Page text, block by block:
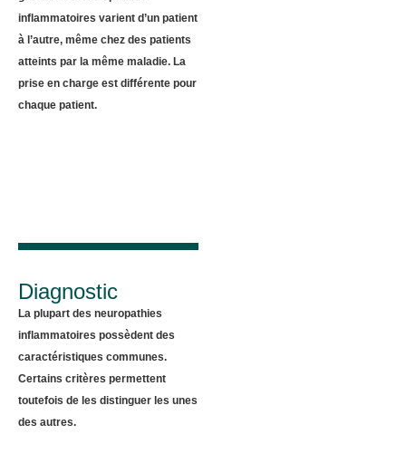
inflammatoires varient d’un patient
à l’autre, même chez des patients
atteints par la même maladie. La
prise en charge est différente pour
chaque patient.
Diagnostic
La plupart des neuropathies
inflammatoires possèdent des
caractéristiques communes.
Certains critères permettent
toutefois de les distinguer les unes
des autres.